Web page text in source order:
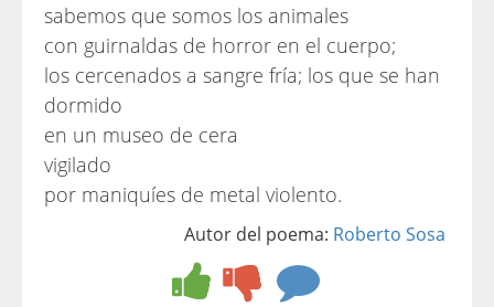
sabemos que somos los animales
con guirnaldas de horror en el cuerpo;
los cercenados a sangre fría; los que se han
dormido
en un museo de cera
vigilado
por maniquíes de metal violento.
Autor del poema: Roberto Sosa